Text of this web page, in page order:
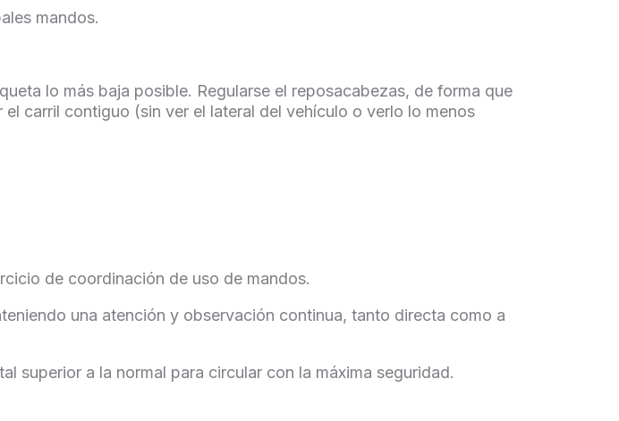
mandos.
lo más baja posible. Regularse el reposacabezas, de forma que
carril contiguo (sin ver el lateral del vehículo o verlo lo menos
de coordinación de uso de mandos.
una atención y observación continua, tanto directa como a
superior a la normal para circular con la máxima seguridad.